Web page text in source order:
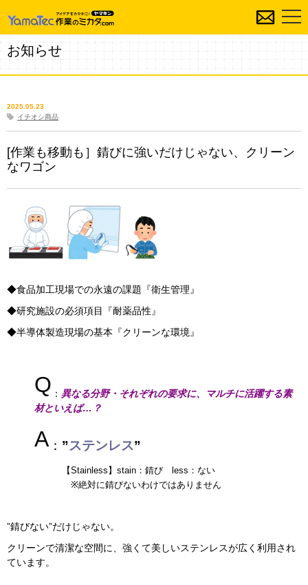
お知らせ
2025.05.23
イチオシ商品
[作業も移動も］錆びに強いだけじゃない、クリーン
なワゴン
◆食品加工現場での永遠の課題『衛生管理』
◆研究施設の必須項目『耐薬品性』
◆半導体製造現場の基本『クリーンな環境』
Q ： 異なる分野・それぞれの要求に、マルチに活躍する素
材といえば…？
A： ”ステンレス”
【Stainless】stain：錆び less：ない
※絶対に錆びないわけではありません
”錆びない”だけじゃない。
クリーンで清潔な空間に、強くて美しいステンレスが広く利用され
ています。